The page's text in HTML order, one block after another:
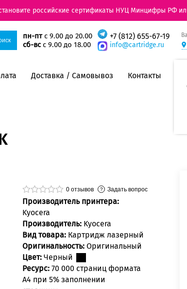
российские сертификаты НУЦ Минцифры РФ
пн-птс 9.00 до 20.00
сб-всс 9.00 до 18.00
+7 (812) 655-67-19
info@cartridge.ru
Доставка / Самовывоз Контакты
0 отзывов Задать вопрос
Производитель принтера:
Kyocera
Производитель: Kyocera
Вид товара: Картридж лазерный
Оригинальность: Оригинальный
Цвет: Черный
Ресурс: 70 000 страниц формата
А4 при 5% заполнении